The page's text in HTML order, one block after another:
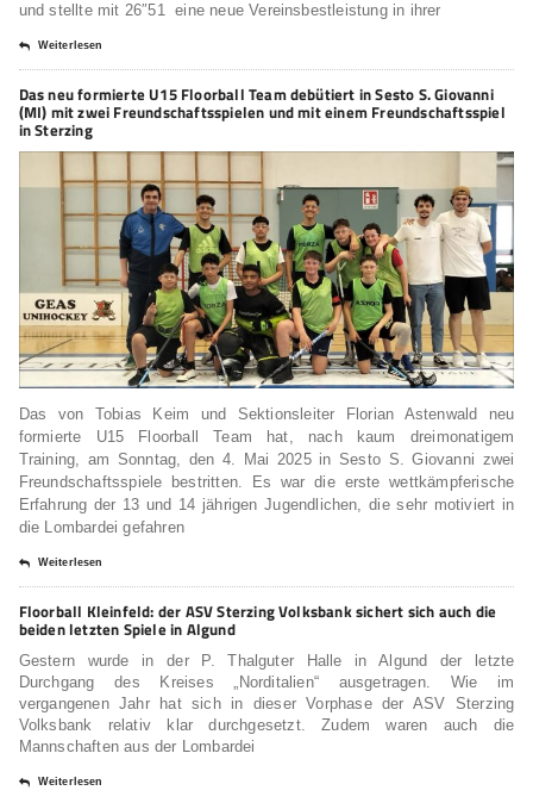
und stellte mit 26″51 eine neue Vereinsbestleistung in ihrer
Weiterlesen
Das neu formierte U15 Floorball Team debütiert in Sesto S. Giovanni
(MI) mit zwei Freundschaftsspielen und mit einem Freundschaftsspiel
in Sterzing
Das von Tobias Keim und Sektionsleiter Florian Astenwald neu
formierte U15 Floorball Team hat, nach kaum dreimonatigem
Training, am Sonntag, den 4. Mai 2025 in Sesto S. Giovanni zwei
Freundschaftsspiele bestritten. Es war die erste wettkämpferische
Erfahrung der 13 und 14 jährigen Jugendlichen, die sehr motiviert in
die Lombardei gefahren
Weiterlesen
Floorball Kleinfeld: der ASV Sterzing Volksbank sichert sich auch die
beiden letzten Spiele in Algund
Gestern wurde in der P. Thalguter Halle in Algund der letzte
Durchgang des Kreises „Norditalien“ ausgetragen. Wie im
vergangenen Jahr hat sich in dieser Vorphase der ASV Sterzing
Volksbank relativ klar durchgesetzt. Zudem waren auch die
Mannschaften aus der Lombardei
Weiterlesen